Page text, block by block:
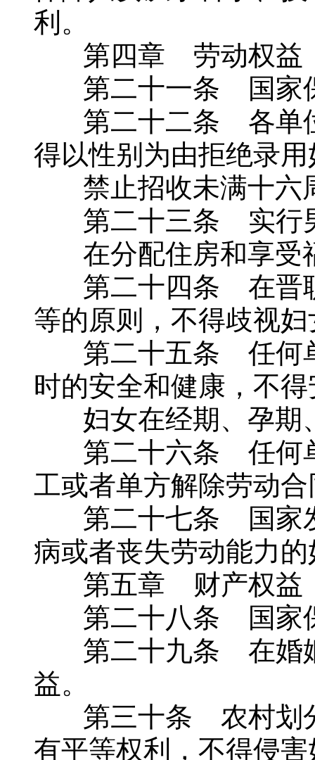
利。
第四章 劳动权益
第二十一条 国家保
第二十二条 各单位
得以性别为由拒绝录
禁止招收未满十六
第二十三条 实行
在分配住房和享受
第二十四条 在晋职
等的原则，不得歧视妇
第二十五条 任何单
时的安全和健康，不
妇女在经期、孕期
第二十六条 任何单
工或者单方解除劳动合
第二十七条 国家发
病或者丧失劳动能力
第五章 财产权益
第二十八条 国家保
第二十九条 在婚姻
益。
第三十条 农村划分
有平等权利，不得侵